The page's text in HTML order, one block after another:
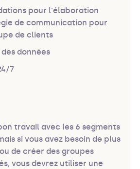
pour l'élaboration
de communication pour
de clients
données
7
travail avec les 6 segments
si vous avez besoin de plus
de créer des groupes
vous devrez utiliser une